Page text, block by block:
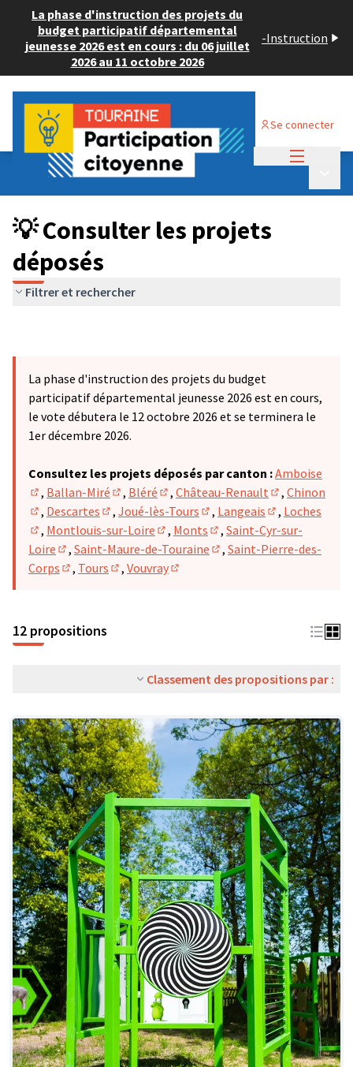
La phase d'instruction des projets du
budget participatif départemental
jeunesse 2026 est en cours : du 06 juillet
2026 au 11 octobre 2026
-Instruction
Se connecter
Budget Participatif JEUNESSE 2026
💡 Consulter les projets déposés
💡 Consulter les projets
déposés
Filtrer et rechercher
La phase d'instruction des projets du budget
participatif départemental jeunesse 2026 est en cours,
le vote débutera le 12 octobre 2026 et se terminera le
1er décembre 2026.
Consultez les projets déposés par canton :Amboise
(S'ouvre dans un nouvel onglet)
, Ballan-Miré
(S'ouvre dans un nouvel onglet)
, Bléré
(S'ouvre dans un nouvel onglet)
, Château-Renault
(S'ouvre dans
, Chinon
(S'ouvre dans un nouvel onglet)
, Descartes
(S'ouvre dans un nouvel onglet)
, Joué-lès-Tours
(S'ouvre dans un nouvel
, Langeais
(S'ouvre dans
, Loches
(S'ouvre dans un nouvel onglet)
, Montlouis-sur-Loire
(S'ouvre dans un nouvel onglet)
, Monts
(S'ouvre dans un nouvel
, Saint-Cyr-sur-
Loire
(S'ouvre dans un nouvel onglet)
, Saint-Maure-de-Touraine
, Saint-Pierre-des-
Corps
, Tours
, Vouvray
12 propositions
Classement des propositions par :